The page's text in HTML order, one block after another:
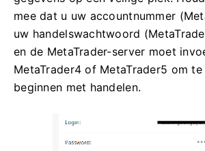
mee dat u uw accountnummer
uw handelswachtwoord
en de MetaTrader-server moet
MetaTrader4 of MetaTrader5 om te
beginnen met handelen.